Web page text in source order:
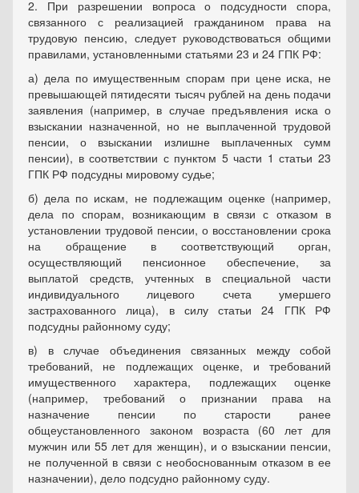
2. При разрешении вопроса о подсудности спора,
связанного с реализацией гражданином права на
трудовую пенсию, следует руководствоваться общими
правилами, установленными статьями 23 и 24 ГПК РФ:
а) дела по имущественным спорам при цене иска, не
превышающей пятидесяти тысяч рублей на день подачи
заявления (например, в случае предъявления иска о
взыскании назначенной, но не выплаченной трудовой
пенсии, о взыскании излишне выплаченных сумм
пенсии), в соответствии с пунктом 5 части 1 статьи 23
ГПК РФ подсудны мировому судье;
б) дела по искам, не подлежащим оценке (например,
дела по спорам, возникающим в связи с отказом в
установлении трудовой пенсии, о восстановлении срока
на обращение в соответствующий орган,
осуществляющий пенсионное обеспечение, за
выплатой средств, учтенных в специальной части
индивидуального лицевого счета умершего
застрахованного лица), в силу статьи 24 ГПК РФ
подсудны районному суду;
в) в случае объединения связанных между собой
требований, не подлежащих оценке, и требований
имущественного характера, подлежащих оценке
(например, требований о признании права на
назначение пенсии по старости ранее
общеустановленного законом возраста (60 лет для
мужчин или 55 лет для женщин), и о взыскании пенсии,
не полученной в связи с необоснованным отказом в ее
назначении), дело подсудно районному суду.